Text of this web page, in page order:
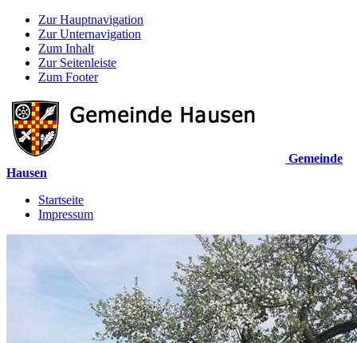
Zur Hauptnavigation
Zur Unternavigation
Zum Inhalt
Zur Seitenleiste
Zum Footer
Gemeinde
Hausen
Startseite
Impressum